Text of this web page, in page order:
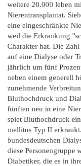
weitere 20.000 leben
Nierentransplantat.
eine eingeschränkte
weil die Erkrankung
Charakter hat. Die
auf eine Dialyse oder
jährlich um fünf
neben einem generell
zunehmende
Bluthochdruck und
fünften neu in eine
spiet Bluthochdruck
mellitus Typ II
bundesdeutschen
diese Personengruppe
Diabetiker, die es in